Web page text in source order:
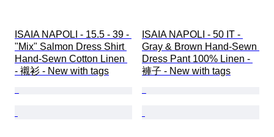
ISAIA NAPOLI - 15.5 - 39 -
"Mix" Salmon Dress Shirt
Hand-Sewn Cotton Linen
- 襯衫 - New with tags
ISAIA NAPOLI - 50 IT -
Gray & Brown Hand-Sewn
Dress Pant 100% Linen -
褲子 - New with tags